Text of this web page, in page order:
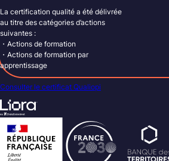
La certification qualité a été délivrée
au titre des catégories d’actions
suivantes :
・Actions de formation
・Actions de formation par
apprentissage
Consulter le certificat Qualiopi